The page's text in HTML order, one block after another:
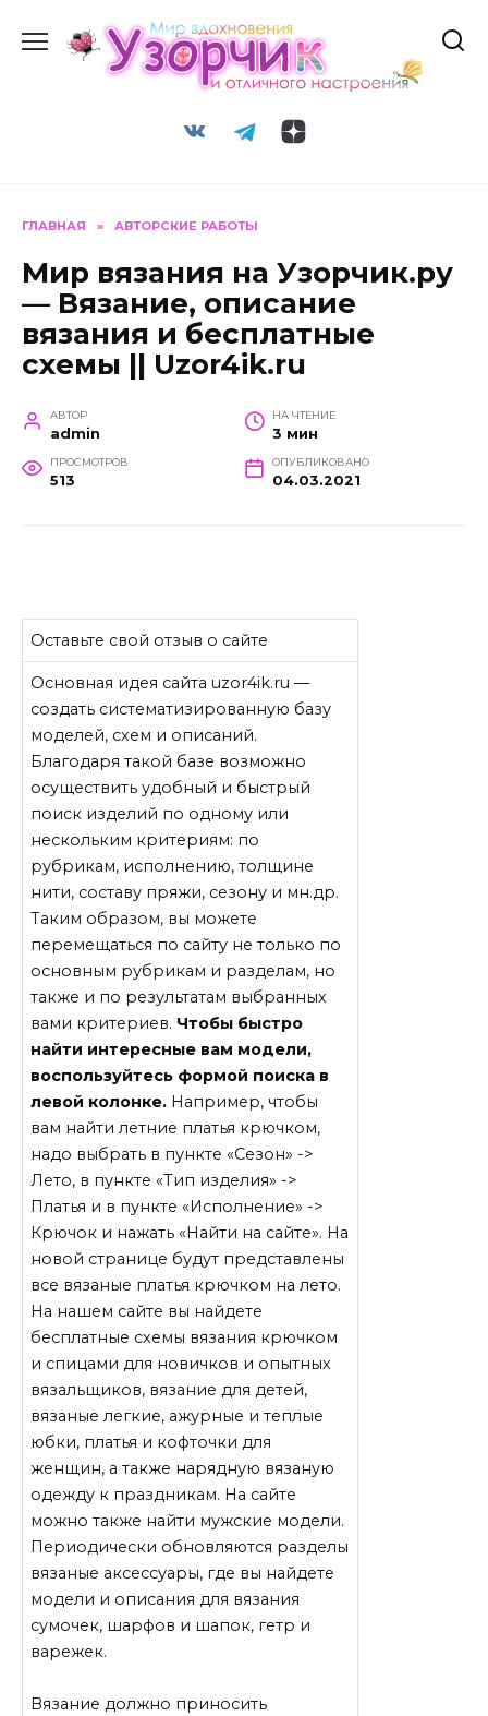
содержанию
ГЛАВНАЯ » АВТОРСКИЕ РАБОТЫ
Мир вязания на Узорчик.ру
— Вязание, описание
вязания и бесплатные
схемы || Uzor4ik.ru
АВТОР
admin
НА ЧТЕНИЕ
3 мин
ПРОСМОТРОВ
513
ОПУБЛИКОВАНО
04.03.2021
Оставьте свой отзыв о сайте
Основная идея сайта uzor4ik.ru —
создать систематизированную базу
моделей, схем и описаний.
Благодаря такой базе возможно
осуществить удобный и быстрый
поиск изделий по одному или
нескольким критериям: по
рубрикам, исполнению, толщине
нити, составу пряжи, сезону и мн.др.
Таким образом, вы можете
перемещаться по сайту не только по
основным рубрикам и разделам, но
также и по результатам выбранных
вами критериев. Чтобы быстро
найти интересные вам модели,
воспользуйтесь формой поиска в
левой колонке. Например, чтобы
вам найти летние платья крючком,
надо выбрать в пункте «Сезон» ->
Лето, в пункте «Тип изделия» ->
Платья и в пункте «Исполнение» ->
Крючок и нажать «Найти на сайте». На
новой странице будут представлены
все вязаные платья крючком на лето.
На нашем сайте вы найдете
бесплатные схемы вязания крючком
и спицами для новичков и опытных
вязальщиков, вязание для детей,
вязаные легкие, ажурные и теплые
юбки, платья и кофточки для
женщин, а также нарядную вязаную
одежду к праздникам. На сайте
можно также найти мужские модели.
Периодически обновляются разделы
вязаные аксессуары, где вы найдете
модели и описания для вязания
сумочек, шарфов и шапок, гетр и
варежек.
Вязание должно приносить